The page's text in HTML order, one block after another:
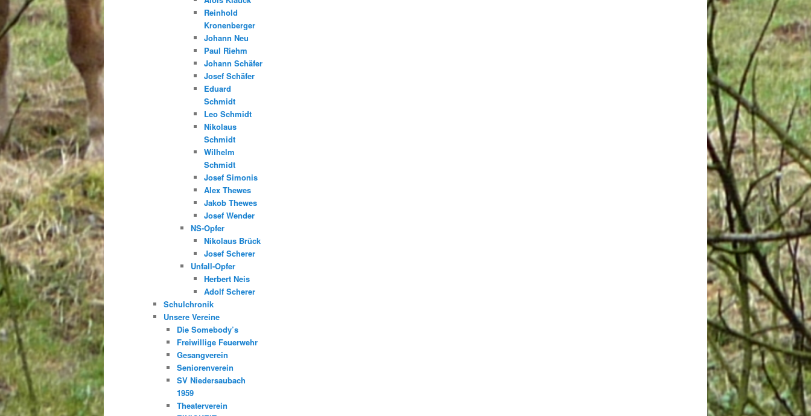
Reinhold
Kronenberger
Johann Neu
Paul Riehm
Johann Schäfer
Josef Schäfer
Eduard
Schmidt
Leo Schmidt
Nikolaus
Schmidt
Wilhelm
Schmidt
Josef Simonis
Alex Thewes
Jakob Thewes
Josef Wender
NS-Opfer
Nikolaus Brück
Josef Scherer
Unfall-Opfer
Herbert Neis
Adolf Scherer
Schulchronik
Unsere Vereine
Die Somebody’s
Freiwillige Feuerwehr
Gesangverein
Seniorenverein
SV Niedersaubach
1959
Theaterverein